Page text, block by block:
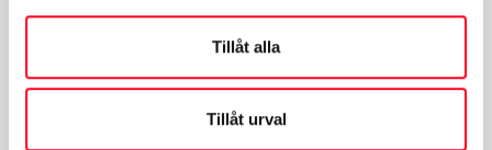
Tillåt alla
Tillåt urval